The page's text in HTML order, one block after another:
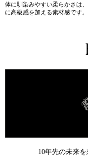
体に馴染みやすい柔らかさは
に高級感を加える素材感です。
10年先の未来